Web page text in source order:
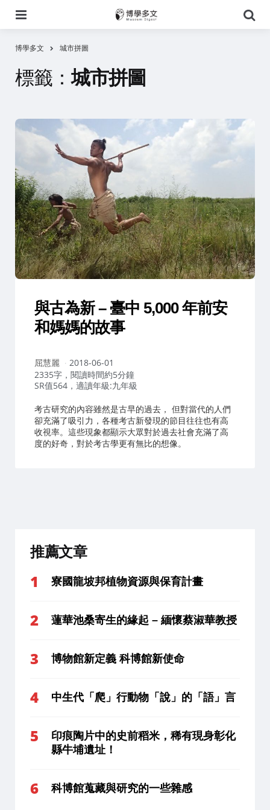
尋
博學多文 城市拼圖
標籤：城市拼圖
與古為新 – 臺中 5,000 年前安
和媽媽的故事
作
者：
屈慧麗
2018-06-01
2335字，閱讀時間約5分鐘
SR值564，適讀年級:九年級
考古研究的內容雖然是古早的過去， 但對當代的人們
卻充滿了吸引力，各種考古新發現的節目往往也有高
收視率。這些現象都顯示大眾對於過去社會充滿了高
度的好奇，對於考古學更有無比的想像。
推薦文章
寮國龍坡邦植物資源與保育計畫
蓮華池桑寄生的緣起 – 緬懷蔡淑華教授
博物館新定義 科博館新使命
中生代「爬」行動物「說」的「語」言
印痕陶片中的史前稻米，稀有現身彰化
縣牛埔遺址！
科博館蒐藏與研究的一些雜感